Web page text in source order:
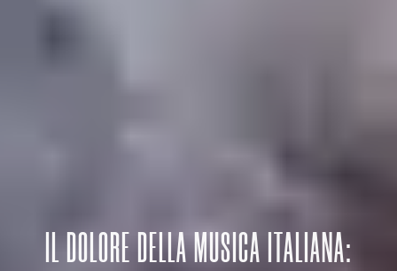
IL DOLORE DELLA MUSICA ITALIANA: